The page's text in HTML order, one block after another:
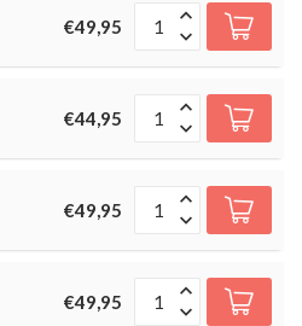
€49,95
€44,95
€49,95
€49,95